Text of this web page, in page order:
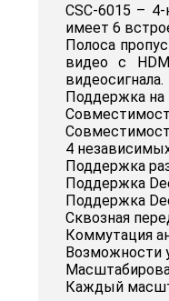
CSC-6015 –
имеет 6
Полоса
видео с
видеосигнала.
Поддержка на
4
Поддержка
Поддержка
Поддержка
Сквозная
Коммутация
Возможности
Каждый